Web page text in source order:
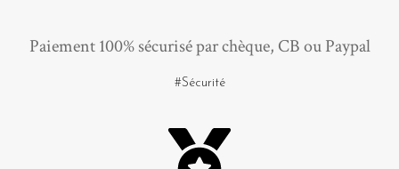
Paiement 100% sécurisé par chèque, CB ou Paypal
#Sécurité